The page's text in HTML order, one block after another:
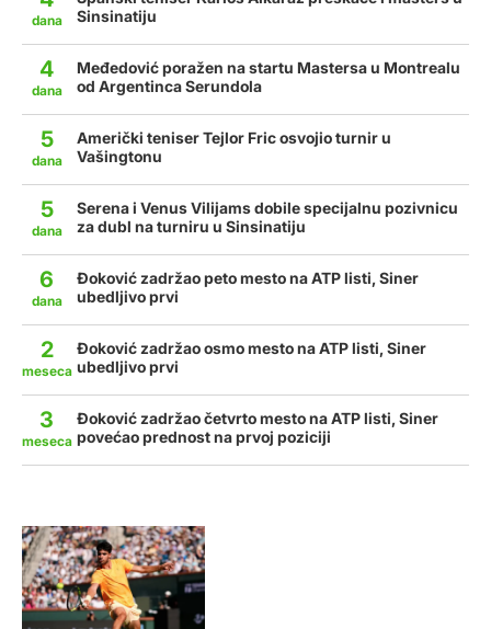
dana
Sinsinatiju
4
dana
Međedović poražen na startu Mastersa u Montrealu
od Argentinca Serundola
5
dana
Američki teniser Tejlor Fric osvojio turnir u
Vašingtonu
5
dana
Serena i Venus Vilijams dobile specijalnu pozivnicu
za dubl na turniru u Sinsinatiju
6
dana
Đoković zadržao peto mesto na ATP listi, Siner
ubedljivo prvi
2
meseca
Đoković zadržao osmo mesto na ATP listi, Siner
ubedljivo prvi
3
meseca
Đoković zadržao četvrto mesto na ATP listi, Siner
povećao prednost na prvoj poziciji